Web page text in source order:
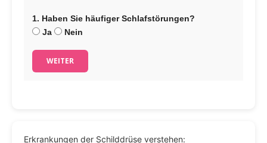
1. Haben Sie häufiger Schlafstörungen?
Ja
Nein
WEITER
Erkrankungen der Schilddrüse verstehen: